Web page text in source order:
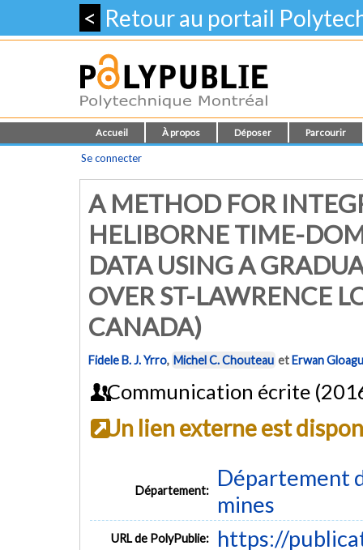
< Retour au portail
Accueil À propos Déposer Parcourir
Se connecter
A METHOD FOR
HELIBORNE TIME-
DATA USING A
OVER ST-LAWRENCE
CANADA)
Fidele B. J. Yrro, Michel C. Chouteau etErwan
Communication écrite
Un lien externe est
Département:
Département
mines
URL de PolyPublie: https://